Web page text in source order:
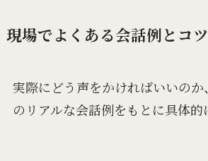
現場でよくある会話例とコツ
実際にどう声をかければいいの
のリアルな会話例をもとに具体的